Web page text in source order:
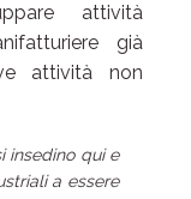
attività
già
attività non
insedino qui e
a essere